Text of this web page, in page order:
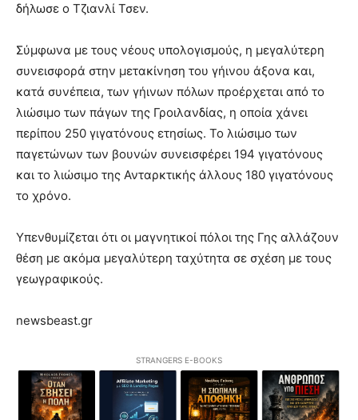
δήλωσε ο Τζιανλί Τσεν.
Σύμφωνα με τους νέους υπολογισμούς, η μεγαλύτερη
συνεισφορά στην μετακίνηση του γήινου άξονα και,
κατά συνέπεια, των γήινων πόλων προέρχεται από το
λιώσιμο των πάγων της Γροιλανδίας, η οποία χάνει
περίπου 250 γιγατόνους ετησίως. Το λιώσιμο των
παγετώνων των βουνών συνεισφέρει 194 γιγατόνους
και το λιώσιμο της Ανταρκτικής άλλους 180 γιγατόνους
το χρόνο.
Υπενθυμίζεται ότι οι μαγνητικοί πόλοι της Γης αλλάζουν
θέση με ακόμα μεγαλύτερη ταχύτητα σε σχέση με τους
γεωγραφικούς.
newsbeast.gr
STRANGERS E-BOOKS